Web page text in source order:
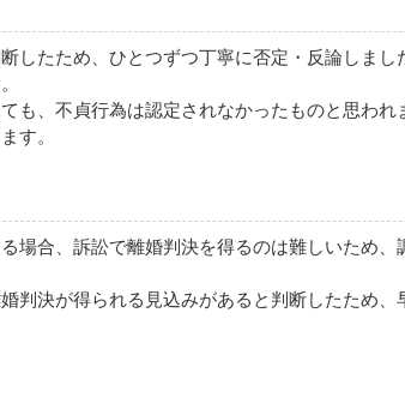
したため、ひとつずつ丁寧に否定・反論しまし
も、不貞行為は認定されなかったものと思われ
す。
場合、訴訟で離婚判決を得るのは難しいため、
判決が得られる見込みがあると判断したため、